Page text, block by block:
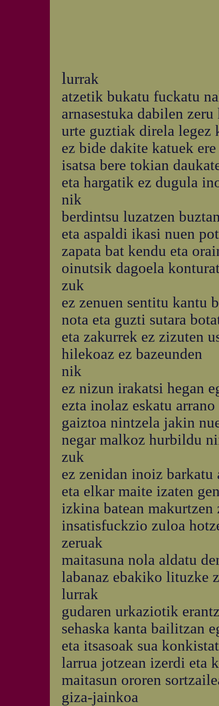
lurrak
atzetik bukatu fuckatu
arnasestuka dabilen zeru
urte guztiak direla legez
ez bide dakite katuek ere
isatsa bere tokian
eta hargatik ez dugula
nik
berdintsu luzatzen
eta aspaldi ikasi nuen
zapata bat kendu eta
oinutsik dagoela
zuk
ez zenuen sentitu kantu
nota eta guzti sutara
eta zakurrek ez zizuten
hilekoaz ez bazeunden
nik
ez nizun irakatsi hegan
ezta inolaz eskatu
gaiztoa nintzela jakin
negar malkoz hurbildu
zuk
ez zenidan inoiz barkatu
eta elkar maite izaten
izkina batean makurtzen
insatisfuckzio zuloa
zeruak
maitasuna nola aldatu
labanaz ebakiko lituzke
lurrak
gudaren urkaziotik
sehaska kanta bailitzan
eta itsasoak sua
larrua jotzean izerdi eta
maitasun ororen
giza-jainkoa